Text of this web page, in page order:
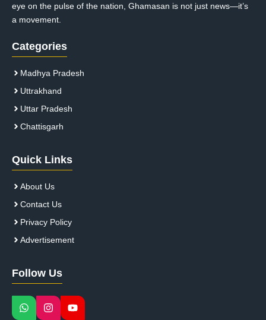
eye on the pulse of the nation, Ghamasan is not just news—it’s
a movement.
Categories
Madhya Pradesh
Uttrakhand
Uttar Pradesh
Chattisgarh
Quick Links
About Us
Contact Us
Privacy Policy
Advertisement
Follow Us